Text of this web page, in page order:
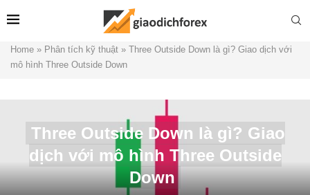
Home » Phân tích kỹ thuật » Three Outside Down là gì? Giao dịch với
mô hình Three Outside Down
Three Outside Down là gì? Giao
dịch với mô hình Three Outside
Down